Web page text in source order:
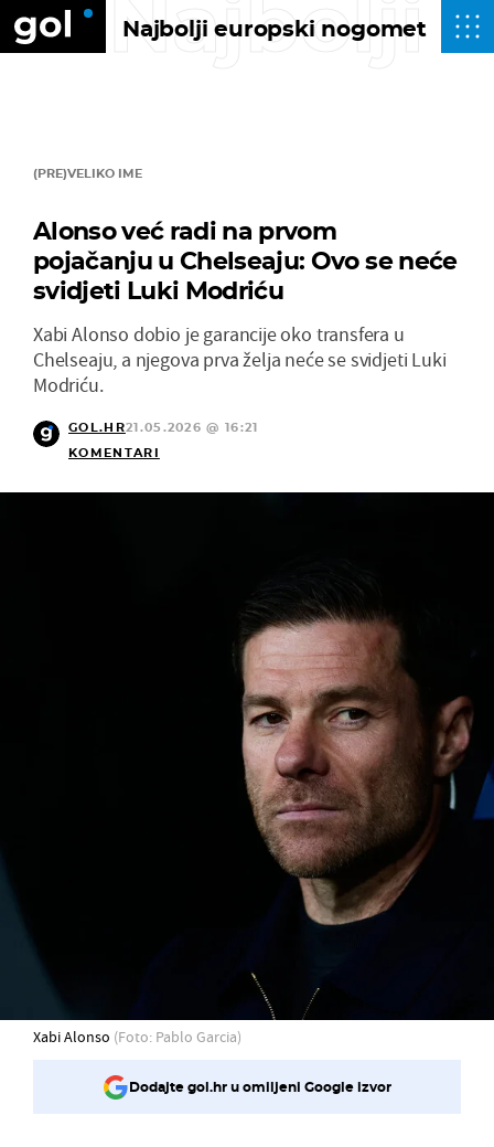
Najbolji europski nogomet
Najbolji
(PRE)VELIKO IME
Alonso već radi na prvom
pojačanju u Chelseaju: Ovo se neće
svidjeti Luki Modriću
Xabi Alonso dobio je garancije oko transfera u
Chelseaju, a njegova prva želja neće se svidjeti Luki
Modriću.
GOL.HR21.05.2026 @ 16:21
KOMENTARI
Xabi Alonso (Foto: Pablo Garcia)
Dodajte gol.hr u omiljeni Google izvor